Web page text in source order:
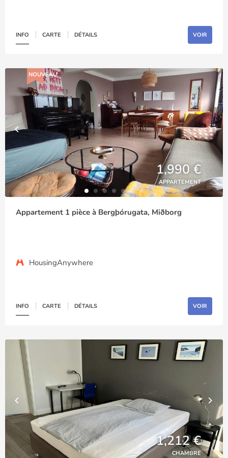
INFO CARTE DÉTAILS VOIR
NOUVEAU
1,990 €
APPARTEMENT
Appartement 1 pièce à Bergþórugata, Miðborg
HousingAnywhere
INFO CARTE DÉTAILS VOIR
1,212 €
CHAMBRE